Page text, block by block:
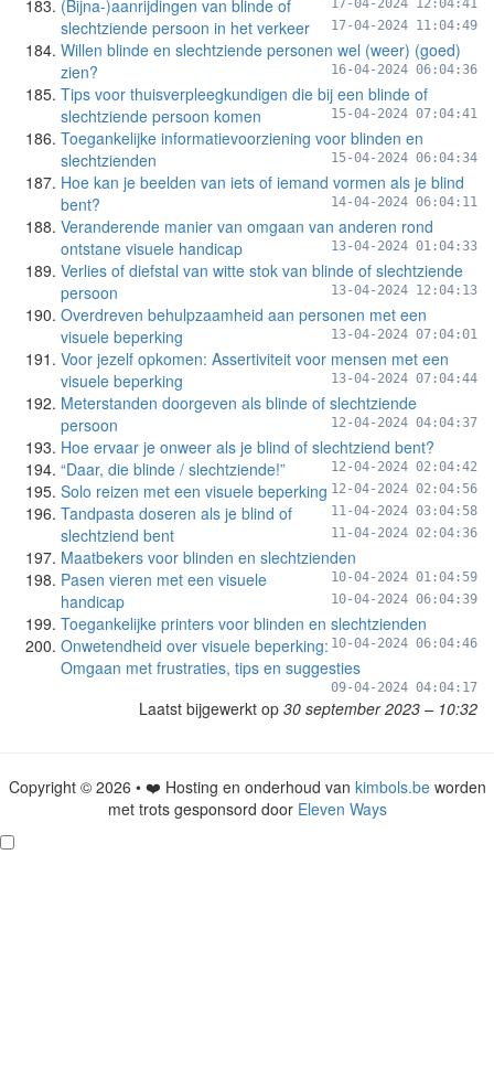
17-04-2024 12:04:41
(Bijna-)aanrijdingen van blinde of
slechtziende persoon in het verkeer
17-04-2024 11:04:49
Willen blinde en slechtziende personen wel (weer) (goed)
zien?
16-04-2024 06:04:36
Tips voor thuisverpleegkundigen die bij een blinde of
slechtziende persoon komen
15-04-2024 07:04:41
Toegankelijke informatievoorziening voor blinden en
slechtzienden
15-04-2024 06:04:34
Hoe kan je beelden van iets of iemand vormen als je blind
bent?
14-04-2024 06:04:11
Veranderende manier van omgaan van anderen rond
ontstane visuele handicap
13-04-2024 01:04:33
Verlies of diefstal van witte stok van blinde of slechtziende
persoon
13-04-2024 12:04:13
Overdreven behulpzaamheid aan personen met een
visuele beperking
13-04-2024 07:04:01
Voor jezelf opkomen: Assertiviteit voor mensen met een
visuele beperking
13-04-2024 07:04:44
Meterstanden doorgeven als blinde of slechtziende
persoon
12-04-2024 04:04:37
Hoe ervaar je onweer als je blind of slechtziend bent?
12-04-2024 02:04:42
“Daar, die blinde / slechtziende!”
12-04-2024 02:04:56
Solo reizen met een visuele beperking
11-04-2024 03:04:58
Tandpasta doseren als je blind of
slechtziend bent
11-04-2024 02:04:36
Maatbekers voor blinden en slechtzienden
10-04-2024 01:04:59
Pasen vieren met een visuele
handicap
10-04-2024 06:04:39
Toegankelijke printers voor blinden en slechtzienden
10-04-2024 06:04:46
Onwetendheid over visuele beperking:
Omgaan met frustraties, tips en suggesties
09-04-2024 04:04:17
Laatst bijgewerkt op 30 september 2023 – 10:32
Copyright © 2026 • ❤️ Hosting en onderhoud van kimbols.beworden
met trots gesponsord door Eleven Ways